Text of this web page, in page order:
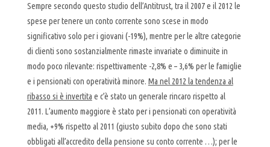
Sempre secondo questo studio dell’Antitrust, tra il 2007 e il 2012 le
spese per tenere un conto corrente sono scese in modo
significativo solo per i giovani (-19%), mentre per le altre categorie
di clienti sono sostanzialmente rimaste invariate o diminuite in
modo poco rilevante: rispettivamente -2,8% e – 3,6% per le famiglie
e i pensionati con operatività minore. Ma nel 2012 la tendenza al
ribasso si è invertita e c’è stato un generale rincaro rispetto al
2011. L’aumento maggiore è stato per i pensionati con operatività
media, +9% rispetto al 2011 (giusto subito dopo che sono stati
obbligati all’accredito della pensione su conto corrente …); per le